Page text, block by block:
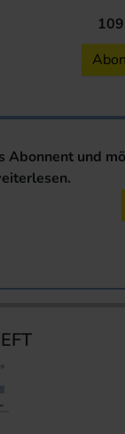
Abonnent und